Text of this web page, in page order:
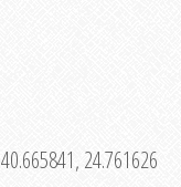
40.665841, 24.761626